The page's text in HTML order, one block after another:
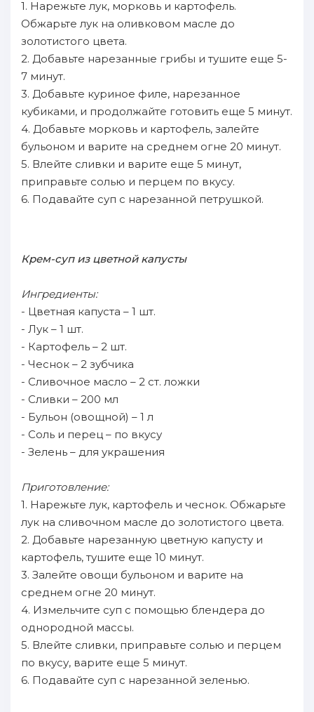
1. Нарежьте лук, морковь и картофель.
Обжарьте лук на оливковом масле до
золотистого цвета.
2. Добавьте нарезанные грибы и тушите еще 5-
7 минут.
3. Добавьте куриное филе, нарезанное
кубиками, и продолжайте готовить еще 5 минут.
4. Добавьте морковь и картофель, залейте
бульоном и варите на среднем огне 20 минут.
5. Влейте сливки и варите еще 5 минут,
приправьте солью и перцем по вкусу.
6. Подавайте суп с нарезанной петрушкой.
Крем-суп из цветной капусты
Ингредиенты:
- Цветная капуста – 1 шт.
- Лук – 1 шт.
- Картофель – 2 шт.
- Чеснок – 2 зубчика
- Сливочное масло – 2 ст. ложки
- Сливки – 200 мл
- Бульон (овощной) – 1 л
- Соль и перец – по вкусу
- Зелень – для украшения
Приготовление:
1. Нарежьте лук, картофель и чеснок. Обжарьте
лук на сливочном масле до золотистого цвета.
2. Добавьте нарезанную цветную капусту и
картофель, тушите еще 10 минут.
3. Залейте овощи бульоном и варите на
среднем огне 20 минут.
4. Измельчите суп с помощью блендера до
однородной массы.
5. Влейте сливки, приправьте солью и перцем
по вкусу, варите еще 5 минут.
6. Подавайте суп с нарезанной зеленью.